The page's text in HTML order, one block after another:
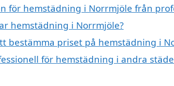
för hemstädning i Norrmjöle från
hemstädning i Norrmjöle?
bestämma priset på hemstädning i
för hemstädning i andra